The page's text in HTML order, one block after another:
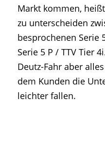
Markt kommen,
zu unterscheiden
besprochenen Serie
Serie 5 P / TTV Tier
Deutz-Fahr aber
dem Kunden die
leichter fallen.